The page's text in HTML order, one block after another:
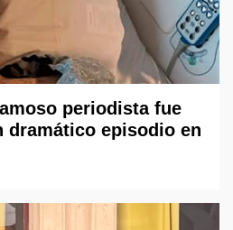
periodista fue
dramático episodio en